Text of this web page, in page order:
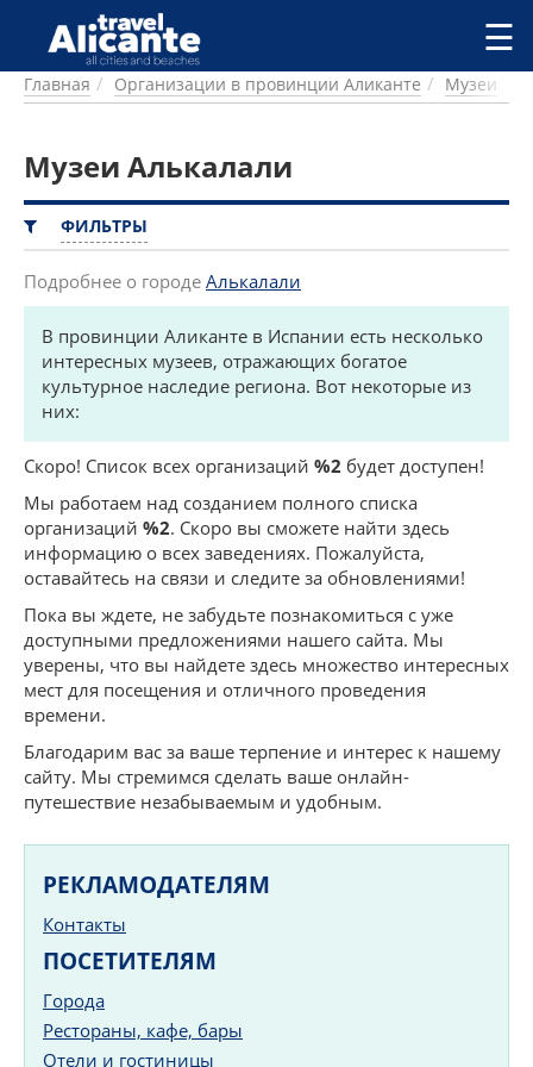
Перейти к основному содержанию
ГОРОДА
ПИТАНИЕ
ПРОЖИВАНИЕ
ПЛЯЖИ
ДОСТОПРИМЕЧАТЕЛЬНОСТИ
КЕМПИНГ
КОМАРКИ (РАЙОНЫ)
РЕЦЕПТЫ
ПРЕДЛОЖЕНИЯ
СТАТЬИ
УСЛУГИ
☰
Главная Организации в провинции Аликанте Музеи
Музеи Алькалали
ФИЛЬТРЫ
Подробнее о городе Алькалали
В провинции Аликанте в Испании есть несколько
интересных музеев, отражающих богатое
культурное наследие региона. Вот некоторые из
них:
Скоро! Список всех организаций %2 будет доступен!
Мы работаем над созданием полного списка
организаций %2. Скоро вы сможете найти здесь
информацию о всех заведениях. Пожалуйста,
оставайтесь на связи и следите за обновлениями!
Пока вы ждете, не забудьте познакомиться с уже
доступными предложениями нашего сайта. Мы
уверены, что вы найдете здесь множество интересных
мест для посещения и отличного проведения
времени.
Благодарим вас за ваше терпение и интерес к нашему
сайту. Мы стремимся сделать ваше онлайн-
путешествие незабываемым и удобным.
РЕКЛАМОДАТЕЛЯМ
Контакты
ПОСЕТИТЕЛЯМ
Города
Рестораны, кафе, бары
Отели и гостиницы